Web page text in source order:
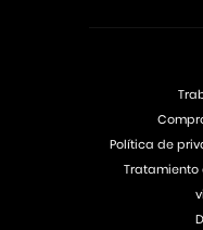
Política de